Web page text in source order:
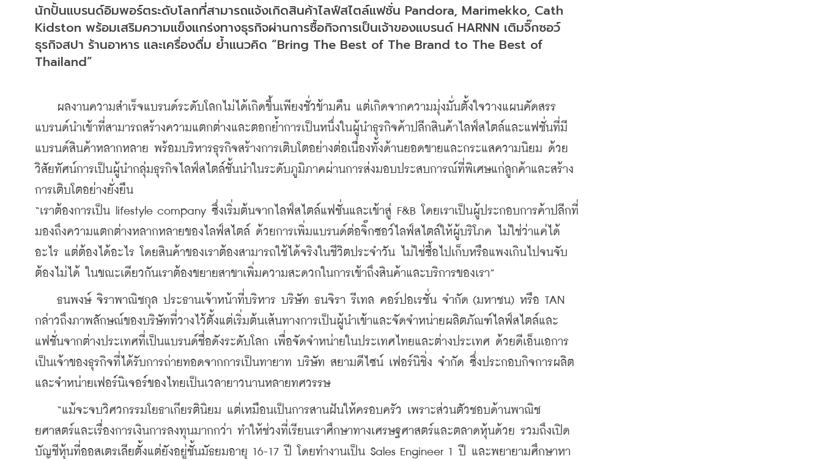
นักปั้นแบรนด์อิมพอร์ตระดับโลกที่สามารถแจ้งเกิดสินค้าไลฟ์สไตล์แฟชั่น Pandora, Marimekko, Cath
Kidston พร้อมเสริมความแข็งแกร่งทางธุรกิจผ่านการซื้อกิจการเป็นเจ้าของแบรนด์ HARNN เติมจิ๊กซอว์
ธุรกิจสปา ร้านอาหาร และเครื่องดื่ม ย้ำแนวคิด “Bring The Best of The Brand to The Best of
Thailand”
ผลงานความสำเร็จแบรนด์ระดับโลกไม่ได้เกิดขึ้นเพียงชั่วข้ามคืน แต่เกิดจากความมุ่งมั่นตั้งใจวางแผนคัดสรร
แบรนด์นำเข้าที่สามารถสร้างความแตกต่างและตอกย้ำการเป็นหนึ่งในผู้นำธุรกิจค้าปลีกสินค้าไลฟ์สไตล์และแฟชั่นที่มี
แบรนด์สินค้าหลากหลาย พร้อมบริหารธุรกิจสร้างการเติบโตอย่างต่อเนื่องทั้งด้านยอดขายและกระแสความนิยม ด้วย
วิสัยทัศน์การเป็นผู้นำกลุ่มธุรกิจไลฟ์สไตล์ชั้นนำในระดับภูมิภาคผ่านการส่งมอบประสบการณ์ที่พิเศษแก่ลูกค้าและสร้าง
การเติบโตอย่างยั่งยืน
“เราต้องการเป็น lifestyle company ซึ่งเริ่มต้นจากไลฟ์สไตล์แฟชั่นและเข้าสู่ F&B โดยเราเป็นผู้ประกอบการค้าปลีกที่
มองถึงความแตกต่างหลากหลายของไลฟ์สไตล์ ด้วยการเพิ่มแบรนด์ต่อจิ๊กซอว์ไลฟ์สไตล์ให้ผู้บริโภค ไม่ใช่ว่าแค่ได้
อะไร แต่ต้องได้อะไร โดยสินค้าของเราต้องสามารถใช้ได้จริงในชีวิตประจำวัน ไม่ใช่ซื้อไปเก็บหรือแพงเกินไปจนจับ
ต้องไม่ได้ ในขณะเดียวกันเราต้องขยายสาขาเพิ่มความสะดวกในการเข้าถึงสินค้าและบริการของเรา”
ธนพงษ์ จิราพาณิชกุล ประธานเจ้าหน้าที่บริหาร บริษัท ธนจิรา รีเทล คอร์ปอเรชั่น จำกัด (มหาชน) หรือ TAN
กล่าวถึงภาพลักษณ์ของบริษัทที่วางไว้ตั้งแต่เริ่มต้นเส้นทางการเป็นผู้นำเข้าและจัดจำหน่ายผลิตภัณฑ์ไลฟ์สไตล์และ
แฟชั่นจากต่างประเทศที่เป็นแบรนด์ชื่อดังระดับโลก เพื่อจัดจำหน่ายในประเทศไทยและต่างประเทศ ด้วยดีเอ็นเอการ
เป็นเจ้าของธุรกิจที่ได้รับการถ่ายทอดจากการเป็นทายาท บริษัท สยามดีไซน์ เฟอร์นิชิ่ง จำกัด ซึ่งประกอบกิจการผลิต
และจำหน่ายเฟอร์นิเจอร์ของไทยเป็นเวลายาวนานหลายทศวรรษ
“แม้จะจบวิศวกรรมโยธาเกียรตินิยม แต่เหมือนเป็นการสานฝันให้ครอบครัว เพราะส่วนตัวชอบด้านพาณิช
ยศาสตร์และเรื่องการเงินการลงทุนมากกว่า ทำให้ช่วงที่เรียนเราศึกษาทางเศรษฐศาสตร์และตลาดหุ้นด้วย รวมถึงเปิด
บัญชีหุ้นที่ออสเตรเลียตั้งแต่ยังอยู่ชั้นมัธยมอายุ 16-17 ปี โดยทำงานเป็น Sales Engineer 1 ปี และพยายามศึกษาหา